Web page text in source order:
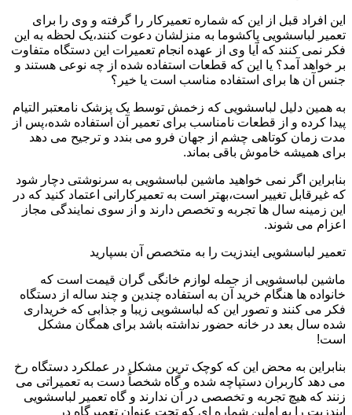
این افراد قبل از این که شماره تعمیرکار را گرفته و وی را برای
تعمیر لباسشویی پاکشوما به منزلشان دعوت کنند،یک لحظه به این
فکر نمی کنند که آیا وی از عهده انجام تعمیرات این دستگاه متفاوت
بر خواهد آمد؟ یا این که قطعات استفاده شده از چه نوعی هستند و
جنس آن ها برای استفاده مناسب است یا خیر؟
به همین دلیل لباسشویی که زخمش توسط یک پزشک نامعتبر التیام
پیدا کرده و از قطعات نامناسب برای تعمیر آن استفاده شده،پس از
مدت زمان کوتاهی چشم از جهان فرو می بندد و ترجیح می دهد
برای همیشه خاموش باقی بماند.
بنابراین اگر نمی خواهید ماشین لباسشویی به سرنوشتی دچار شود
که غیرقابل تغییر است،بهتر است به تعمیرکارانی اعتماد کنید که در
این زمینه سال ها تجربه و تخصص دارند و از سوی نمایندگی مجاز
اعزام می شوند.
تعمیر لباسشویی ایندزیت را به متخصص آن بسپارید
ماشین لباسشویی از جمله لوازم خانگی گران قیمت است که
خانواده ها هنگام خرید آن به استفاده چندین و چند ساله از دستگاه
فکر می کنند و تصور این که لباسشویی زیبا و جذابی که خریداری
شده سال بعد در خانه حضور نداشته باشد برای همگان مشکل
است!
بنابراین به محض این که کوچک ترین مشکل در عملکرد دستگاه رخ
می دهد کاربران دستپاچه شده و گاه شخصاً دست به تعمیراتی می
زنند که هیچ تجربه و تخصصی در آن ندارند و گاه تعمیر لباسشویی
ایندزیت را به اولین شماره ای که تحت عنوان تعمیرگاه در